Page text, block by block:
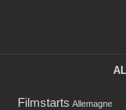
Filmstarts Allemagne